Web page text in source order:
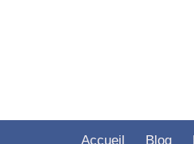
Accueil Blog